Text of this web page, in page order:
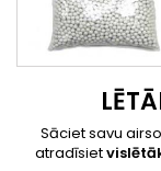
Sāciet savu
atradīsiet